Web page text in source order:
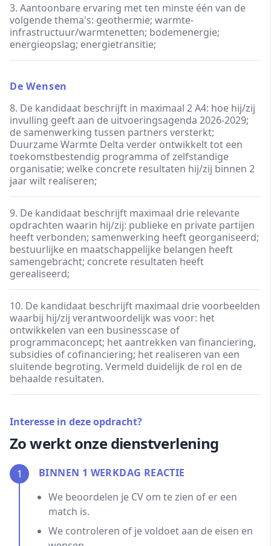
3. Aantoonbare ervaring met ten minste één van de
volgende thema's: geothermie; warmte-
infrastructuur/warmtenetten; bodemenergie;
energieopslag; energietransitie;
De Wensen
8. De kandidaat beschrijft in maximaal 2 A4: hoe hij/zij
invulling geeft aan de uitvoeringsagenda 2026-2029;
de samenwerking tussen partners versterkt;
Duurzame Warmte Delta verder ontwikkelt tot een
toekomstbestendig programma of zelfstandige
organisatie; welke concrete resultaten hij/zij binnen 2
jaar wilt realiseren;
9. De kandidaat beschrijft maximaal drie relevante
opdrachten waarin hij/zij: publieke en private partijen
heeft verbonden; samenwerking heeft georganiseerd;
bestuurlijke en maatschappelijke belangen heeft
samengebracht; concrete resultaten heeft
gerealiseerd;
10. De kandidaat beschrijft maximaal drie voorbeelden
waarbij hij/zij verantwoordelijk was voor: het
ontwikkelen van een businesscase of
programmaconcept; het aantrekken van financiering,
subsidies of cofinanciering; het realiseren van een
sluitende begroting. Vermeld duidelijk de rol en de
behaalde resultaten.
Interesse in deze opdracht?
Zo werkt onze dienstverlening
1
BINNEN 1 WERKDAG REACTIE
We beoordelen je CV om te zien of er een
match is.
We controleren of je voldoet aan de eisen en